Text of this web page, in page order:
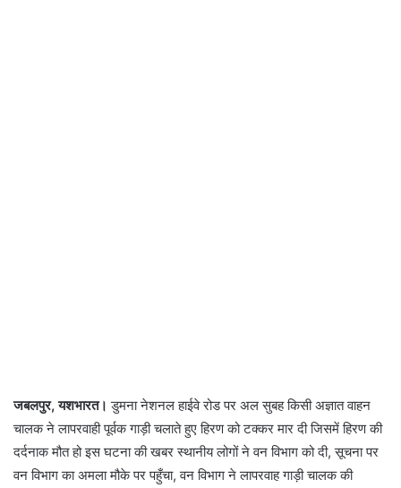
जबलपुर, यशभारत। डुमना नेशनल हाईवे रोड पर अल सुबह किसी अज्ञात वाहन
चालक ने लापरवाही पूर्वक गाड़ी चलाते हुए हिरण को टक्कर मार दी जिसमें हिरण की
दर्दनाक मौत हो इस घटना की खबर स्थानीय लोगों ने वन विभाग को दी, सूचना पर
वन विभाग का अमला मौके पर पहुँचा, वन विभाग ने लापरवाह गाड़ी चालक की